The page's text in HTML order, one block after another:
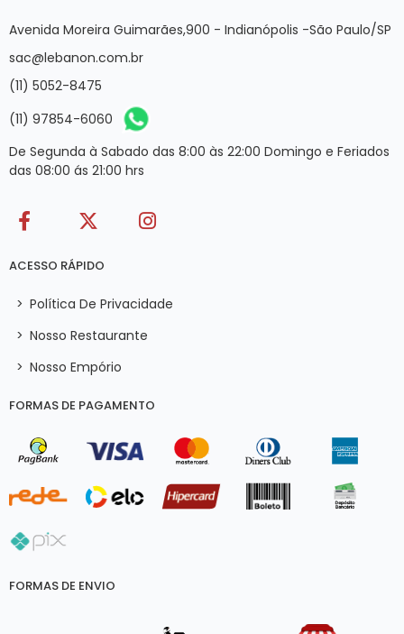
Avenida Moreira Guimarães,900 - Indianópolis -São Paulo/SP
sac@lebanon.com.br
(11) 5052-8475
(11) 97854-6060
De Segunda à Sabado das 8:00 às 22:00 Domingo e Feriados
das 08:00 ás 21:00 hrs
ACESSO RÁPIDO
> Política De Privacidade
> Nosso Restaurante
> Nosso Empório
FORMAS DE PAGAMENTO
FORMAS DE ENVIO